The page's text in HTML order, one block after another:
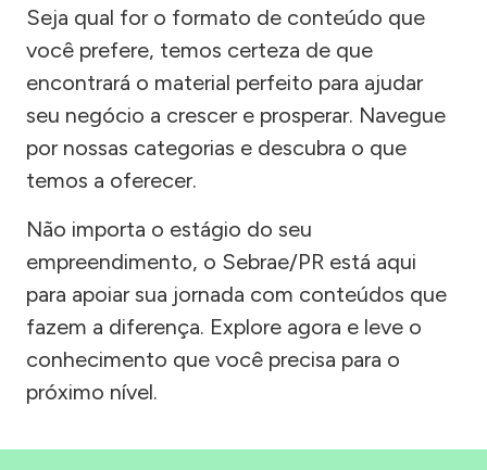
Seja qual for o formato de conteúdo que
você prefere, temos certeza de que
encontrará o material perfeito para ajudar
seu negócio a crescer e prosperar. Navegue
por nossas categorias e descubra o que
temos a oferecer.
Não importa o estágio do seu
empreendimento, o Sebrae/PR está aqui
para apoiar sua jornada com conteúdos que
fazem a diferença. Explore agora e leve o
conhecimento que você precisa para o
próximo nível.